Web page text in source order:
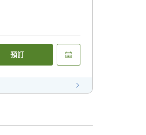
預訂